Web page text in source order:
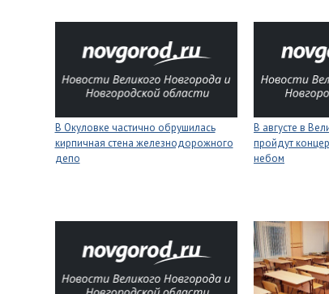
В Окуловке частично обрушилась
кирпичная стена железнодорожного
депо
В августе в
пройдут
небом